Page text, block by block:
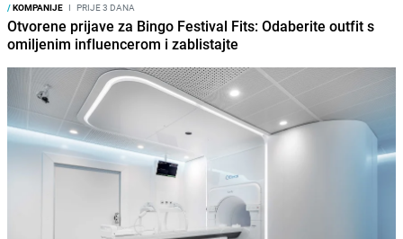
/KOMPANIJE I PRIJE 3 DANA
Otvorene prijave za Bingo Festival Fits: Odaberite outfit s
omiljenim influencerom i zablistajte